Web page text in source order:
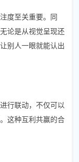
度至关重要。同
论是从视觉呈现还
别人一眼就能认出
行联动，不仅可以
这种互利共赢的合